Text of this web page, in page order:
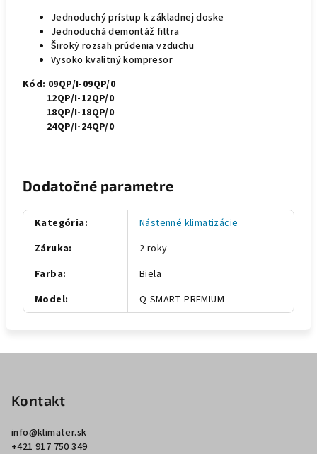
Jednoduchý prístup k základnej doske
Jednoduchá demontáž filtra
Široký rozsah prúdenia vzduchu
Vysoko kvalitný kompresor
Kód: 09QP/I-09QP/0
12QP/I-12QP/0
18QP/I-18QP/0
24QP/I-24QP/0
Dodatočné parametre
Kategória:
Nástenné klimatizácie
Záruka:
2 roky
Farba:
Biela
Model: Q-SMART PREMIUM
Kontakt
info@klimater.sk
+421 917 750 349